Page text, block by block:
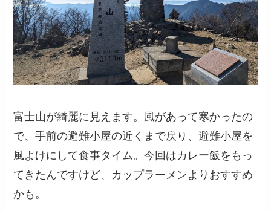
富士山が綺麗に見えます。風があって寒かったの
で、手前の避難小屋の近くまで戻り、避難小屋を
風よけにして食事タイム。今回はカレー飯をもっ
てきたんですけど、カップラーメンよりおすすめ
かも。